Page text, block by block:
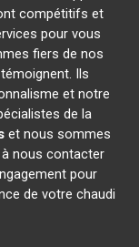
compétitifs et
pour vous
fiers de nos
Ils
et notre
de la
et nous sommes
nous contacter
pour
de votre chaudi